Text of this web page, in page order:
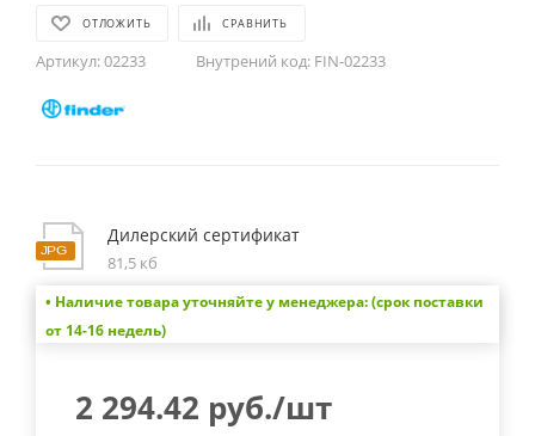
ОТЛОЖИТЬ СРАВНИТЬ
Артикул:02233 Внутрений код: FIN-02233
Дилерский сертификат
81,5 кб
• Наличие товара уточняйте у менеджера: (срок поставки
от 14-16 недель)
2 294.42 руб./шт